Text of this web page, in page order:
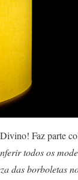
Faz parte
todos os
das borboletas